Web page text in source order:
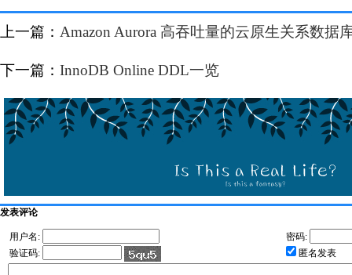
上一篇： Amazon Aurora 高吞吐量的云原生关系数据
下一篇： InnoDB Online DDL一览
发表评论
用户名:
密码:
验证码:
匿名发表